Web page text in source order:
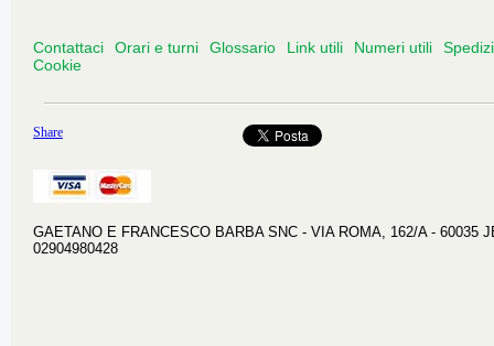
Contattaci Orari e turni Glossario Link utili Numeri utili
Cookie
Share
GAETANO E FRANCESCO BARBA SNC - VIA ROMA, 162/A - 60035
02904980428